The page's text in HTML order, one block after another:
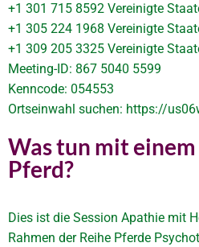
+1 301 715 8592 Vereinigte
+1 305 224 1968 Vereinigte
+1 309 205 3325 Vereinigte
Meeting-ID: 867 5040 5599
Kenncode: 054553
Ortseinwahl suchen: https://
Was tun mit
Pferd?
Dies ist die Session Apathie mit
Rahmen der Reihe Pferde